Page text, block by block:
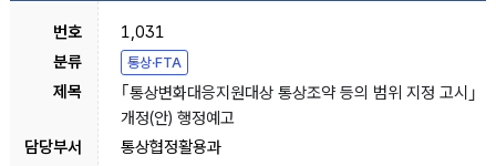
1,031
통상·FTA
｢통상변화대응지원대상 통상조약 등의 범위 지정 고시｣
개정(안) 행정예고
통상협정활용과